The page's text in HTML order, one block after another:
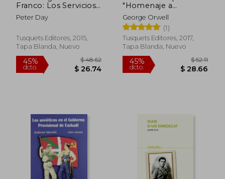
Franco: Los Servicios
Secretos Británicos y
el Triunfo del
Peter Day
Tusquets Editores, 2015,
Tapa Blanda, Nuevo
"Homenaje a
Cataluña" y Otros
Escritos Sobre la
Guerra Civil Española
(Tiempo de Memoria)
George Orwell
(1)
Tusquets Editores, 2017,
Tapa Blanda, Nuevo